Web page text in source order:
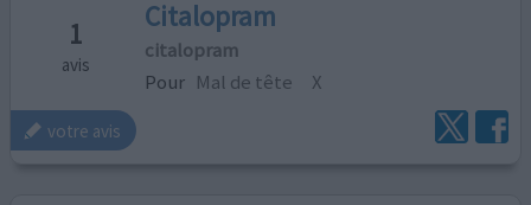
1
avis
Citalopram
citalopram
Pour Mal de tête X
votre avis